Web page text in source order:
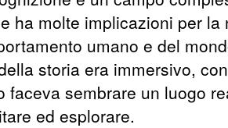
ha molte implicazioni per la
umano e del
storia era immersivo,
faceva sembrare un luogo
ed esplorare.